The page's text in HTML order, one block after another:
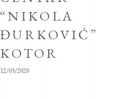
“NIKOLA
ĐURKOVIĆ”
KOTOR
12/05/2020